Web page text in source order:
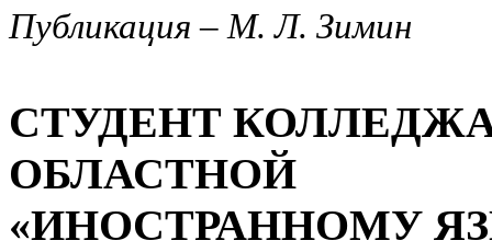
Публикация – М. Л. Зимин
СТУДЕНТ
ОБЛАСТНОЙ
«ИНОСТРАННОМУ